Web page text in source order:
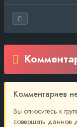
Комментариев
Вы относитесь к
совершать данное